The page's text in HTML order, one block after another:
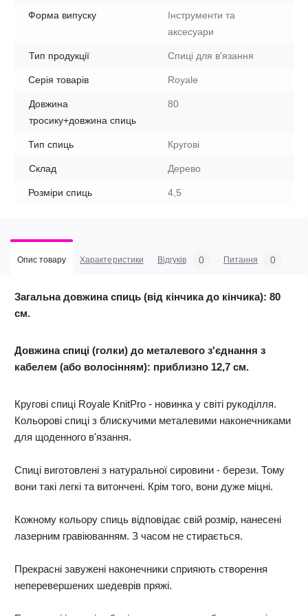
Форма випуску
Інструменти та
аксесуари
Тип продукції Спиці для в'язання
Серія товарів Royale
Довжина
тросику+довжина спиць
80
Тип спиць Кругові
Склад Дерево
Розміри спиць 4,5
Опис товару Характеристики Відгуків 0 Питання 0
Загальна довжина спиць (від кінчика до кінчика): 80
см.
Довжина спиці (голки) до металевого з'єднання з
кабелем (або волосінням): приблизно 12,7 см.
Кругові спиці Royale KnitPro - новинка у світі рукоділля.
Кольорові спиці з блискучими металевими наконечниками
для щоденного в'язання.
Спиці виготовлені з натуральної сировини - берези. Тому
вони такі легкі та витончені. Крім того, вони дуже міцні.
Кожному кольору спиць відповідає свій розмір, нанесені
лазерним гравіюванням. З часом не стирається.
Прекрасні завужені наконечники сприяють створення
неперевершених шедеврів пряжі.